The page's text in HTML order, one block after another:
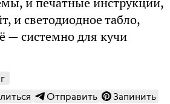
и светодиодное табло,
— системно для кучи
Отправить Запинить